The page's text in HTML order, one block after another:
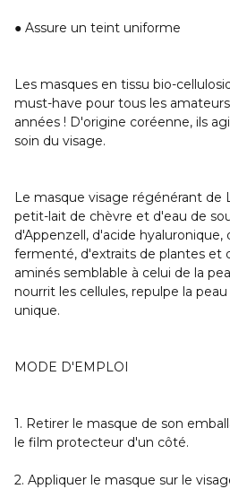
● Assure un teint uniforme
Les masques en tissu bio-
must-have pour tous les
années ! D'origine coréenne, ils
soin du visage.
Le masque visage régénérant de
petit-lait de chèvre et d'eau de
d'Appenzell, d'acide hyaluronique,
fermenté, d'extraits de plantes et
aminés semblable à celui de la
nourrit les cellules, repulpe la
unique.
MODE D'EMPLOI
1. Retirer le masque de son
le film protecteur d'un côté.
2. Appliquer le masque sur le